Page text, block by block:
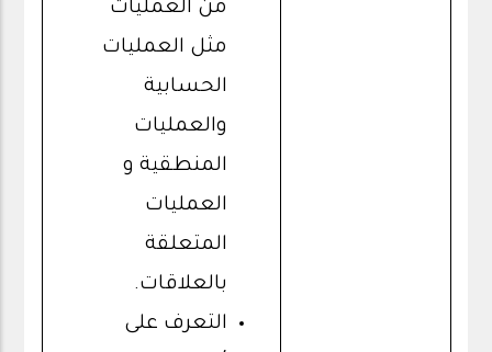
من العمليات
مثل العمليات
الحسابية
والعمليات
المنطقية و
العمليات
المتعلقة
بالعلاقات.
التعرف على